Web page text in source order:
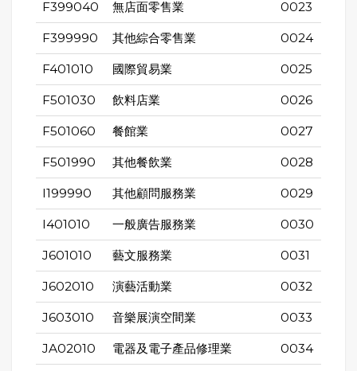
F399040 無店面零售業 0023
F399990 其他綜合零售業 0024
F401010 國際貿易業 0025
F501030 飲料店業 0026
F501060 餐館業 0027
F501990 其他餐飲業 0028
I199990 其他顧問服務業 0029
I401010 一般廣告服務業 0030
J601010 藝文服務業 0031
J602010 演藝活動業 0032
J603010 音樂展演空間業 0033
JA02010 電器及電子產品修理業 0034